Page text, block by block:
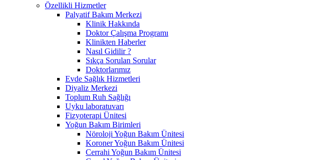
Özellikli Hizmetler
Palyatif Bakım Merkezi
Klinik Hakkında
Doktor Çalışma Programı
Klinikten Haberler
Nasıl Gidilir ?
Sıkça Sorulan Sorular
Doktorlarımız
Evde Sağlık Hizmetleri
Diyaliz Merkezi
Toplum Ruh Sağlığı
Uyku laboratuvarı
Fizyoterapi Ünitesi
Yoğun Bakım Birimleri
Nöroloji Yoğun Bakım Ünitesi
Koroner Yoğun Bakım Ünitesi
Cerrahi Yoğun Bakım Ünitesi